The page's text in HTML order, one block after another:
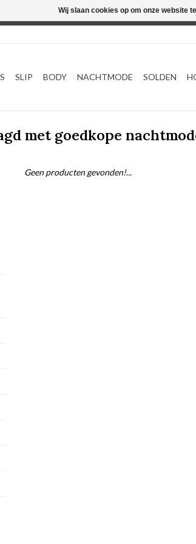
SLIP BODY NACHTMODE SOLDEN
met goedkope
Geen producten gevonden!...
Wij slaan cookies op om onze website